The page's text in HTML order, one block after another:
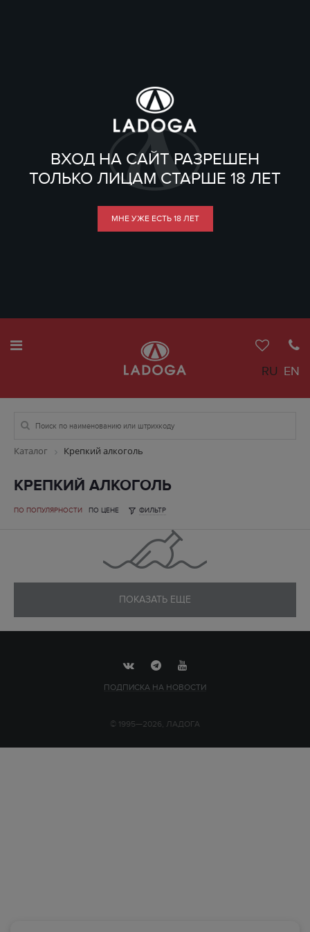
ВХОД НА САЙТ РАЗРЕШЕН
ТОЛЬКО ЛИЦАМ СТАРШЕ 18 ЛЕТ
МНЕ УЖЕ ЕСТЬ 18 ЛЕТ
RU EN
Каталог Крепкий алкоголь
КРЕПКИЙ АЛКОГОЛЬ
ПО ПОПУЛЯРНОСТИ ПО ЦЕНЕ ФИЛЬТР
ПОКАЗАТЬ ЕЩЕ
ПОДПИСКА НА НОВОСТИ
© 1995—2026, ЛАДОГА